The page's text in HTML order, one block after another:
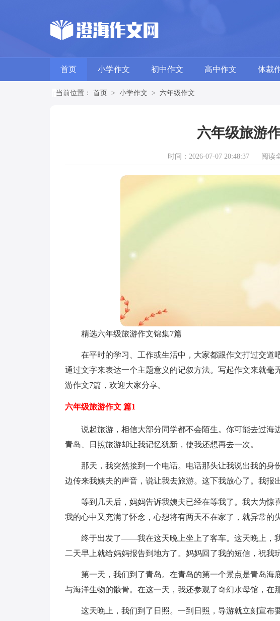
首页 小学作文 初中作文 高中作文 体裁
当前位置： 首页 > 小学作文 > 六年级作文
六年级旅游
时间：2026-07-07 20:48:37 阅读
精选六年级旅游作文锦集7篇
在平时的学习、工作或生活中，大家都跟作文打过交道
通过文字来表达一个主题意义的记叙方法。写起作文来就毫
游作文7篇，欢迎大家分享。
六年级旅游作文 篇1
说起旅游，相信大部分同学都不会陌生。你可能去过海
青岛、日照旅游却让我记忆犹新，使我还想再去一次。
那天，我突然接到一个电话。电话那头让我说出我的身
边传来我姨夫的声音，说让我去旅游。这下我放心了。我报
等到几天后，妈妈告诉我姨夫已经在等我了。我大为惊
我的心中又充满了怀念，心想将有两天不在家了，就异常的失
终于出发了——我在这天晚上坐上了客车。这天晚上，
二天早上就给妈妈报告到地方了。妈妈回了我的短信，祝我
第一天，我们到了青岛。在青岛的第一个景点是青岛海
与海洋生物的骸骨。在这一天，我还参观了奇幻水母馆，在
这天晚上，我们到了日照。一到日照，导游就立刻宣布